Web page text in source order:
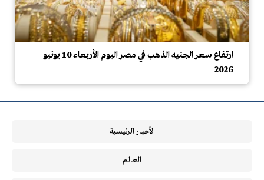
ارتفاع سعر الجنيه الذهب في مصر اليوم الأربعاء 10 يونيو
2026
الأخبار الرئيسية
العالم